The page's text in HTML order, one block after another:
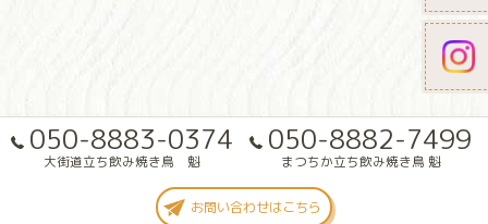
050-8883-0374
大街道立ち飲み焼き鳥 魁
050-8882-7499
まつちか立ち飲み焼き鳥 魁
お問い合わせはこちら